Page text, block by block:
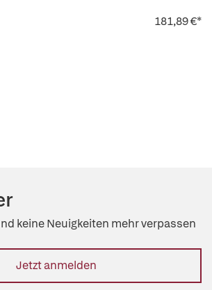
181,89 €*
keine Neuigkeiten mehr verpassen
Jetzt anmelden